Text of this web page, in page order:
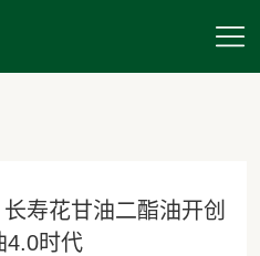
寿花甘油二酯油开创
4.0时代